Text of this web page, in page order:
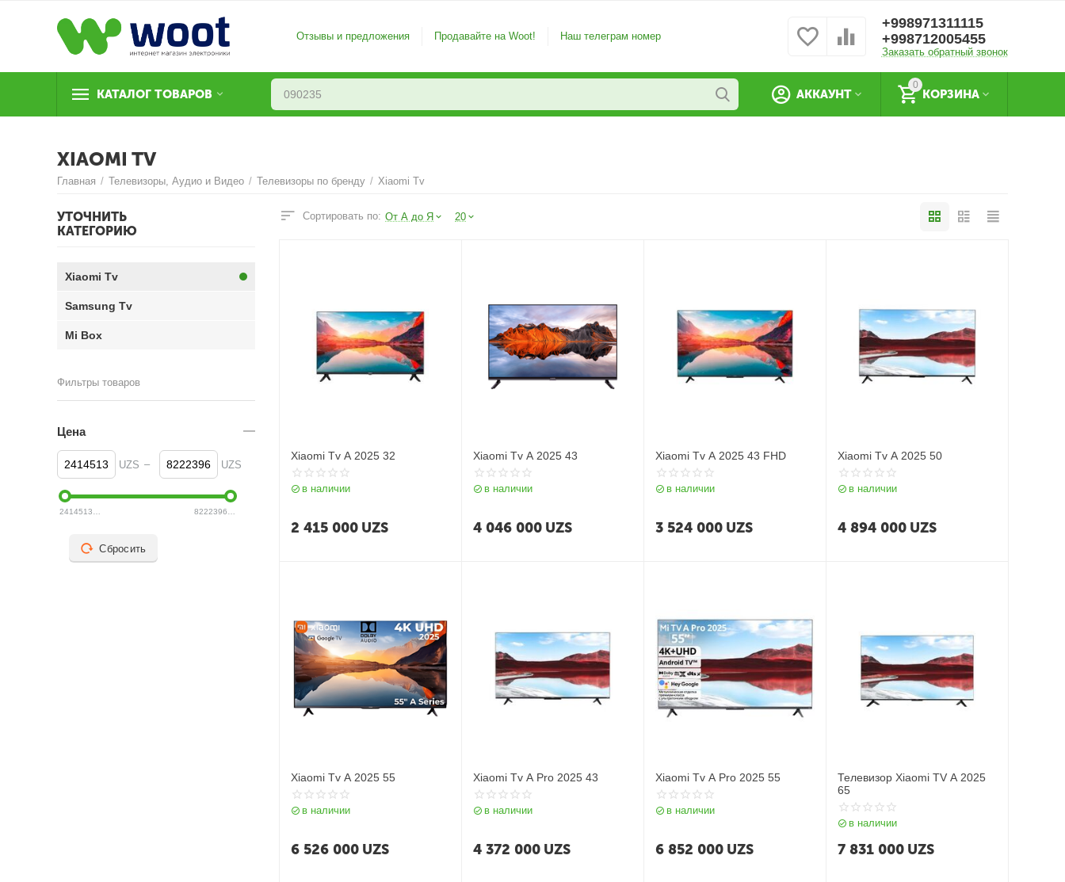
Отзывы и предложения Продавайте на Woot! Наш телеграм номер
+998971311115
+998712005455
Заказать обратный звонок
КАТАЛОГ ТОВАРОВ
0
КОРЗИНА
АККАУНТ
XIAOMI TV
Главная / Телевизоры, Аудио и Видео / Телевизоры по бренду / Xiaomi Tv
Сортировать по: От А до Я 20
Xiaomi Tv A 2025 32
в наличии
2 415 000 UZS
Xiaomi Tv A 2025 43
в наличии
4 046 000 UZS
Xiaomi Tv A 2025 43 FHD
в наличии
3 524 000 UZS
Xiaomi Tv A 2025 50
в наличии
4 894 000 UZS
Xiaomi Tv A 2025 55
в наличии
6 526 000 UZS
Xiaomi Tv A Pro 2025 43
в наличии
4 372 000 UZS
Xiaomi Tv A Pro 2025 55
в наличии
6 852 000 UZS
Телевизор Xiaomi TV A 2025
65
в наличии
7 831 000 UZS
УТОЧНИТЬ
КАТЕГОРИЮ
Xiaomi Tv
Samsung Tv
Mi Box
Фильтры товаров
Цена
UZS – UZS
2414513 8222396
Сбросить